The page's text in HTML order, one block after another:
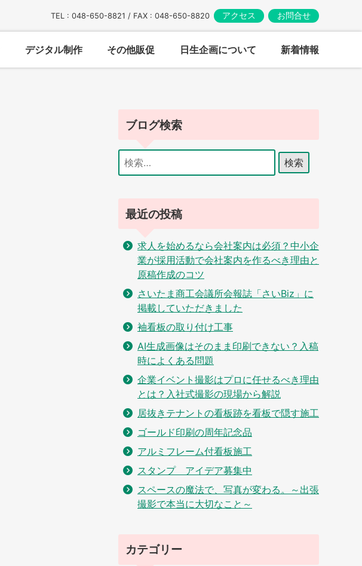
TEL : 048-650-8821 / FAX : 048-650-8820 アクセス お問合せ
デジタル制作 その他販促 日生企画について 新着情報
ブログ検索
検
索:
最近の投稿
求人を始めるなら会社案内は必須？中小企
業が採用活動で会社案内を作るべき理由と
原稿作成のコツ
さいたま商工会議所会報誌「さいBiz」に
掲載していただきました
袖看板の取り付け工事
AI生成画像はそのまま印刷できない？入稿
時によくある問題
企業イベント撮影はプロに任せるべき理由
とは？入社式撮影の現場から解説
居抜きテナントの看板跡を看板で隠す施工
ゴールド印刷の周年記念品
アルミフレーム付看板施工
スタンプ アイデア募集中
スペースの魔法で、写真が変わる。～出張
撮影で本当に大切なこと～
カテゴリー